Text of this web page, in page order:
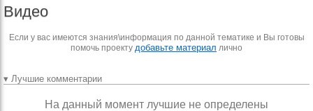
Видео
Если у вас имеются знания\информация по данной тематике и Вы готовы
помочь проекту добавьте материал лично
▾ Лучшие комментарии
На данный момент лучшие не определены